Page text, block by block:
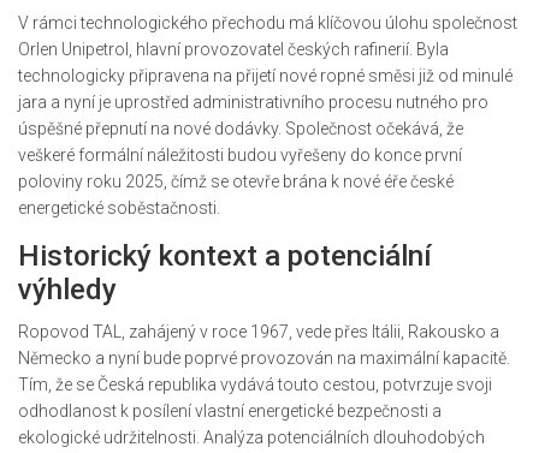
V rámci technologického přechodu má klíčovou úlohu společnost
Orlen Unipetrol, hlavní provozovatel českých rafinerií. Byla
technologicky připravena na přijetí nové ropné směsi již od minulé
jara a nyní je uprostřed administrativního procesu nutného pro
úspěšné přepnutí na nové dodávky. Společnost očekává, že
veškeré formální náležitosti budou vyřešeny do konce první
poloviny roku 2025, čímž se otevře brána k nové éře české
energetické soběstačnosti.
Historický kontext a potenciální
výhledy
Ropovod TAL, zahájený v roce 1967, vede přes Itálii, Rakousko a
Německo a nyní bude poprvé provozován na maximální kapacitě.
Tím, že se Česká republika vydává touto cestou, potvrzuje svoji
odhodlanost k posílení vlastní energetické bezpečnosti a
ekologické udržitelnosti. Analýza potenciálních dlouhodobých